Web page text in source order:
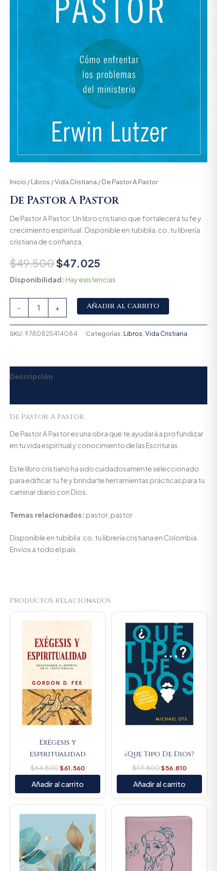
Inicio /Libros /Vida Cristiana / De Pastor A Pastor
De Pastor A Pastor
De Pastor A Pastor. Un libro cristiano que fortalecerá tu fe y
crecimiento espiritual. Disponible en tubiblia.co, tu librería
cristiana de confianza.
$49.500$47.025
Disponibilidad: Hay existencias
- + Añadir al carrito
SKU: 9780825414084 Categorías:Libros Vida Cristiana
Descripción
De Pastor A Pastor
De Pastor A Pastor es una obra que te ayudará a profundizar
en tu vida espiritual y conocimiento de las Escrituras.
Este libro cristiano ha sido cuidadosamente seleccionado
para edificar tu fe y brindarte herramientas prácticas para tu
caminar diario con Dios.
Temas relacionados: pastor, pastor
Disponible en tubiblia.co, tu librería cristiana en Colombia.
Envíos a todo el país.
Productos relacionados
Exégesis y
espiritualidad
$64.800
$64.800.
$61.560
Current
Añadir al carrito
¿Que Tipo De Dios?
$59.800
price
$59.800.
$56.810
Current
price
$56.810.
Añadir al carrito
was:
$66.000.
Current
is:
$62.700.
price
was:
$107.000.
Current
price
is: